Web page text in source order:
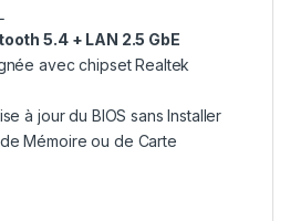
5.4 + LAN 2.5 GbE
avec chipset Realtek
à jour du BIOS sans Installer
Mémoire ou de Carte